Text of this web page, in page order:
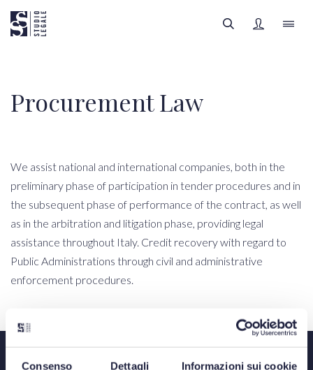
Consenso Dettagli Informazioni sui cookie
INSIGHTS
SIGN UP
All categories
All authors
Procurement Law
We assist national and international companies, both in the
preliminary phase of participation in tender procedures and in
the subsequent phase of performance of the contract, as well
as in the arbitration and litigation phase, providing legal
assistance throughout Italy. Credit recovery with regard to
Public Administrations through civil and administrative
enforcement procedures.